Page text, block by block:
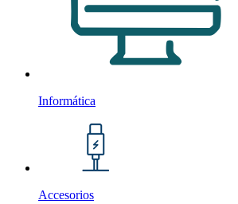
Informática
Accesorios